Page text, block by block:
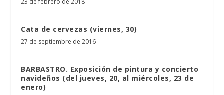
23 de febrero de 2018
Cata de cervezas (viernes, 30)
27 de septiembre de 2016
BARBASTRO. Exposición de pintura y concierto
navideños (del jueves, 20, al miércoles, 23 de
enero)